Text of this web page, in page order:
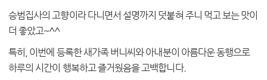
승범집사의 고향이라 다니면서 설명까지 덧붙혀 주니 먹고 보는 맛이
더 좋았고~^^
특히 이번에 등록한 새가족 버니씨와 아내분이 아름다운 동행으로
하루의 시간이 행복하고 즐거웠음을 고백합니다.